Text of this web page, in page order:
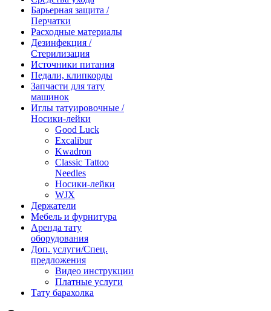
Барьерная защита /
Перчатки
Расходные материалы
Дезинфекция /
Стерилизация
Источники питания
Педали, клипкорды
Запчасти для тату
машинок
Иглы татуировочные /
Носики-лейки
Good Luck
Excalibur
Kwadron
Classic Tattoo
Needles
Носики-лейки
WJX
Держатели
Мебель и фурнитура
Аренда тату
оборудования
Доп. услуги/Спец.
предложения
Видео инструкции
Платные услуги
Тату барахолка